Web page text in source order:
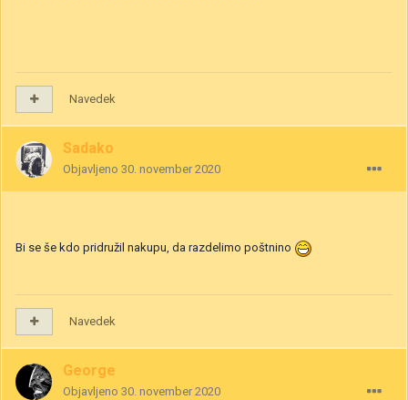
Navedek
Sadako
Objavljeno 30. november 2020
Bi se še kdo pridružil nakupu, da razdelimo poštnino
Navedek
George
Objavljeno 30. november 2020